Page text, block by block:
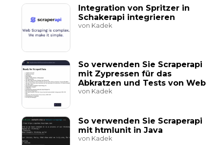
Integration von Spritzer in
Schakerapi integrieren
von Kadek
So verwenden Sie Scraperapi
mit Zypressen für das
Abkratzen und Tests von Web
von Kadek
So verwenden Sie Scraperapi
mit htmlunit in Java
von Kadek